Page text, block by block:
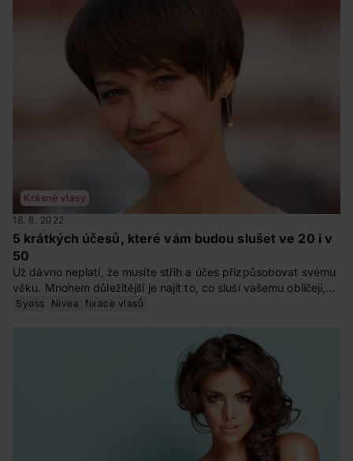
Krásné vlasy
18. 8. 2022
5 krátkých účesů, které vám budou slušet ve 20 i v
50
Už dávno neplatí, že musíte střih a účes přizpůsobovat svému
věku. Mnohem důležitější je najít to, co sluší vašemu obličeji,
co vyhovuje vašemu životnímu stylu a v čem se cítíte dobře.
Syoss Nivea fixace vlasů